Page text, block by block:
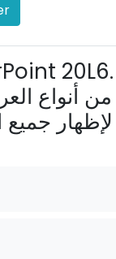
من أنواع
لإظهار